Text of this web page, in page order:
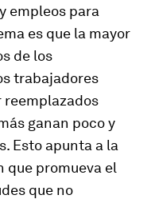
empleos para
es que la mayor
de los
trabajadores
reemplazados
ganan poco y
Esto apunta a la
que promueva el
que no